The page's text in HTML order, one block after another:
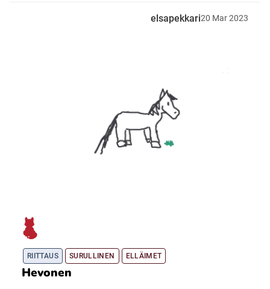
elsapekkari20 Mar2023
RIITTAUS SURULLINEN ELLÄIMET
Hevonen